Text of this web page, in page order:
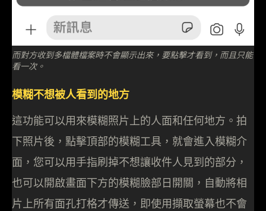
而對方收到多檔體檔案時不會顯示出來，要點擊才看到，而且只能
看一次。
模糊不想被人看到的地方
這功能可以用來模糊照片上的人面和任何地方。拍
下照片後，點擊頂部的模糊工具，就會進入模糊介
面，您可以用手指刷掉不想讓收件人見到的部分，
也可以開啟畫面下方的模糊臉部日開關，自動將相
片上所有面孔打格才傳送，即使用擷取螢幕也不會